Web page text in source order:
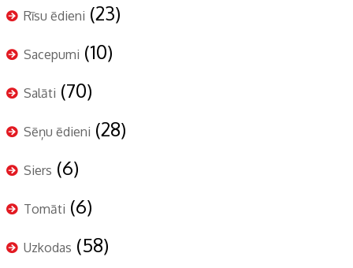
Rīsu ēdieni (23)
Sacepumi (10)
Salāti (70)
Sēņu ēdieni (28)
Siers (6)
Tomāti (6)
Uzkodas (58)